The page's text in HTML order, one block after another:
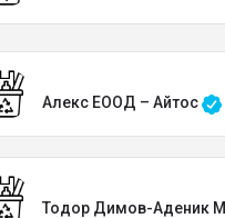
Алекс ЕООД – Айтос
Тодор Димов-Аденик М